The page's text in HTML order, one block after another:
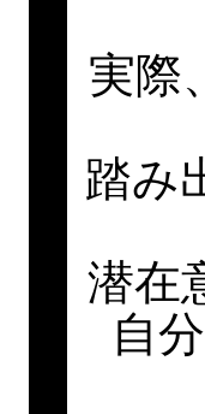
実
踏み
潜在
自